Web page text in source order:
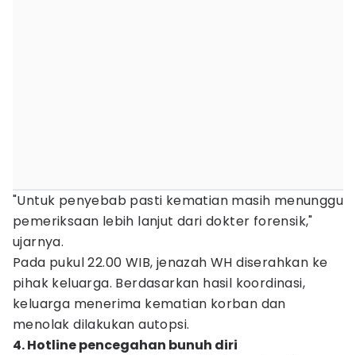
"Untuk penyebab pasti kematian masih menunggu
pemeriksaan lebih lanjut dari dokter forensik,"
ujarnya.
Pada pukul 22.00 WIB, jenazah WH diserahkan ke
pihak keluarga. Berdasarkan hasil koordinasi,
keluarga menerima kematian korban dan
menolak dilakukan autopsi.
4. Hotline pencegahan bunuh diri